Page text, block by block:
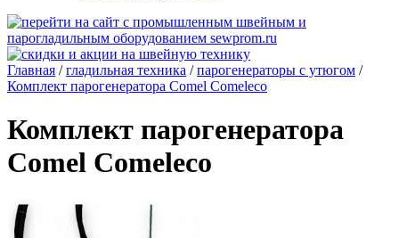
Главная /гладильная техника /парогенераторы с утюгом /
Комплект парогенератора Comel Comeleco
Комплект парогенератора
Comel Comeleco